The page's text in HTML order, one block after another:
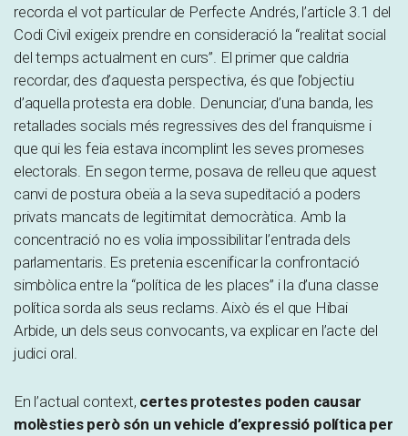
recorda el vot particular de Perfecte Andrés, l’article 3.1 del
Codi Civil exigeix ​​prendre en consideració la “realitat social
del temps actualment en curs”. El primer que caldria
recordar, des d’aquesta perspectiva, és que l’objectiu
d’aquella protesta era doble. Denunciar, d’una banda, les
retallades socials més regressives des del franquisme i
que qui les feia estava incomplint les seves promeses
electorals. En segon terme, posava de relleu que aquest
canvi de postura obeïa a la seva supeditació a poders
privats mancats de legitimitat democràtica. Amb la
concentració no es volia impossibilitar l’entrada dels
parlamentaris. Es pretenia escenificar la confrontació
simbòlica entre la “política de les places” i la d’una classe
política sorda als seus reclams. Això és el que Hibai
Arbide, un dels seus convocants, va explicar en l’acte del
judici oral.
En l’actual context, certes protestes poden causar
molèsties però són un vehicle d’expressió política per